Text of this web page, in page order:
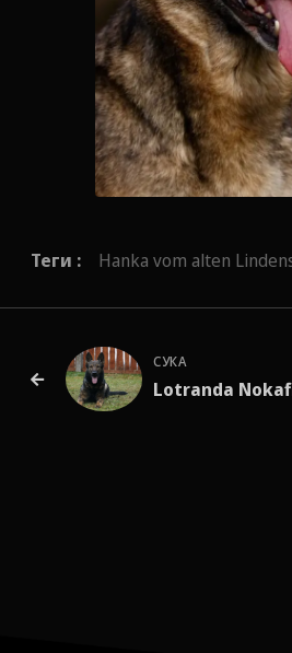
Теги : Hanka vom alten
СУКА
Lotranda